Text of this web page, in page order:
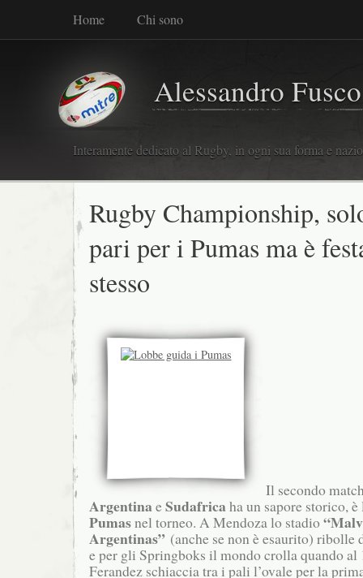
Home Chi sono
Alessandro Fusco
Interamente dedicato al Rugby, in ogni sua forma e
Rugby Championship,
pari per i Pumas ma è
stesso
Il secondo
Argentina eSudafrica ha un sapore storico,
Pumasnel torneo. A Mendoza lo stadio
Argentinas” (anche se non è esaurito)
e per gli Springboks il mondo crolla quando al
Ferandez schiaccia tra i pali l’ovale per la